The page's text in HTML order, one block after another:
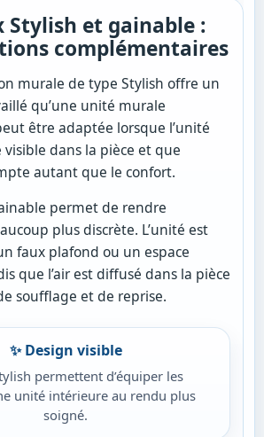
Stylish et gainable :
complémentaires
murale de type Stylish offre un
qu’une unité murale
être adaptée lorsque l’unité
dans la pièce et que
autant que le confort.
permet de rendre
plus discrète. L’unité est
faux plafond ou un espace
que l’air est diffusé dans la pièce
soufflage et de reprise.
✨ Design visible
permettent d’équiper les
unité intérieure au rendu plus
soigné.